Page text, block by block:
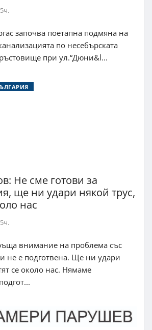
започва поетапна подмяна на
по несебърската
при ул.“Дюни&l...
Не сме готови за
ще ни удари някой трус,
нас
внимание на проблема със
не е подготвена. Ще ни удари
се около нас. Нямаме